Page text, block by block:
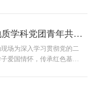
，仪式由学院学生工作办
式在庄严的《国际歌》中
，共同感受信仰的力量。
党团共建—— 地质学科党团青年共悟初心使命
场为深入学习贯彻党的二
爱国情怀，传承红色基